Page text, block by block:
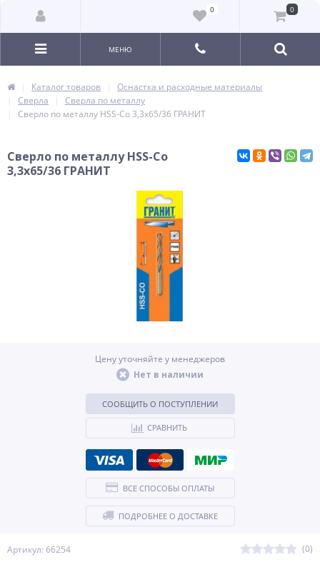
0 0
МЕНЮ
Каталог товаров
Оснастка и расходные материалы
Сверла
Сверла по металлу
Сверло по металлу HSS-Co 3,3х65/36 ГРАНИТ
Сверло по металлу HSS-Co
3,3х65/36 ГРАНИТ
Артикул: 66254 (0)
Цену уточняйте у менеджеров
Нет в наличии
СООБЩИТЬ О ПОСТУПЛЕНИИ
СРАВНИТЬ
ВСЕ СПОСОБЫ ОПЛАТЫ
ПОДРОБНЕЕ О ДОСТАВКЕ